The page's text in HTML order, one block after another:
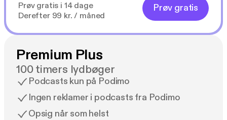
Prøv gratis i 14 dage
Derefter 99 kr. / måned
Prøv gratis
Premium Plus
100 timers lydbøger
Podcasts kun på Podimo
Ingen reklamer i podcasts fra Podimo
Opsig når som helst